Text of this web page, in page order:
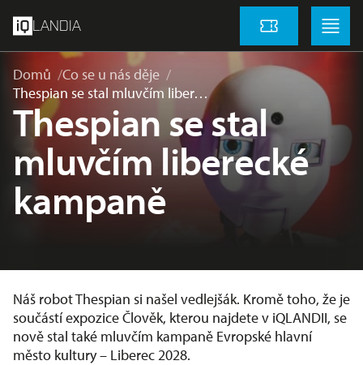
LANDIA Vstupenky
Menu
Domů
Co se u nás děje
Thespian se stal mluvčím liber…
Thespian se stal
mluvčím liberecké
kampaně
Náš robot Thespian si našel vedlejšák. Kromě toho, že je
součástí expozice Člověk, kterou najdete v iQLANDII, se
nově stal také mluvčím kampaně Evropské hlavní
město kultury – Liberec 2028.